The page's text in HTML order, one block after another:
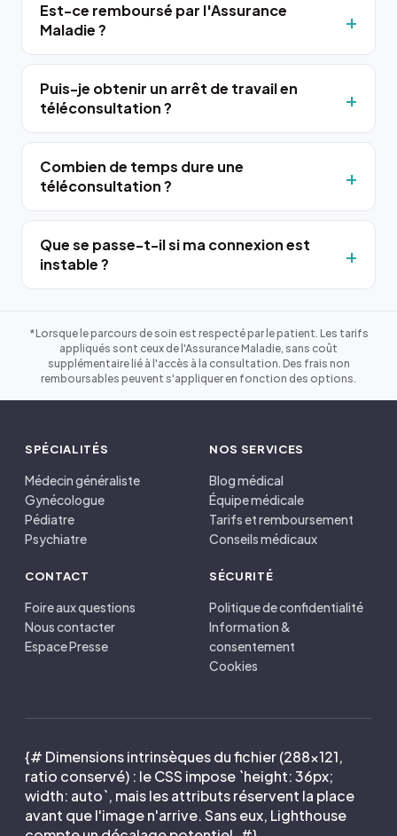
Est-ce remboursé par l'Assurance
Maladie ?
Puis-je obtenir un arrêt de travail en
téléconsultation ?
Combien de temps dure une
téléconsultation ?
Que se passe-t-il si ma connexion est
instable ?
*Lorsque le parcours de soin est respecté par le patient. Les tarifs
appliqués sont ceux de l'Assurance Maladie, sans coût
supplémentaire lié à l'accès à la consultation. Des frais non
remboursables peuvent s'appliquer en fonction des options.
SPÉCIALITÉS
Médecin généraliste
Gynécologue
Pédiatre
Psychiatre
NOS SERVICES
Blog médical
Équipe médicale
Tarifs et remboursement
Conseils médicaux
CONTACT
Foire aux questions
Nous contacter
Espace Presse
SÉCURITÉ
Politique de confidentialité
Information &
consentement
Cookies
{# Dimensions intrinsèques du fichier (288×121,
ratio conservé) : le CSS impose `height: 36px;
width: auto`, mais les attributs réservent la place
avant que l'image n'arrive. Sans eux, Lighthouse